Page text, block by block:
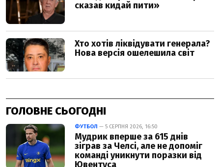
ГОЛОВНЕ СЬОГОДНІ
ФУТБОЛ — 5 СЕРПНЯ 2026, 16:50
Мудрик вперше за 615 днів
зіграв за Челсі, але не допоміг
команді уникнути поразки від
Ювентуса